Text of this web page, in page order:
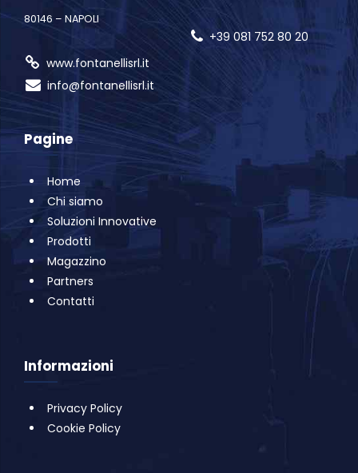
80146 – NAPOLI
+39 081 752 80 20
www.fontanellisrl.it
info@fontanellisrl.it
Pagine
Home
Chi siamo
Soluzioni Innovative
Prodotti
Magazzino
Partners
Contatti
Informazioni
Privacy Policy
Cookie Policy